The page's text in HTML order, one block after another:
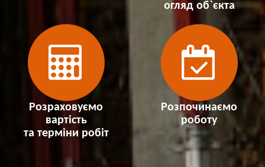
огляд об`єкта
Розраховуємо
вартість
та терміни робіт
Розпочинаємо
роботу